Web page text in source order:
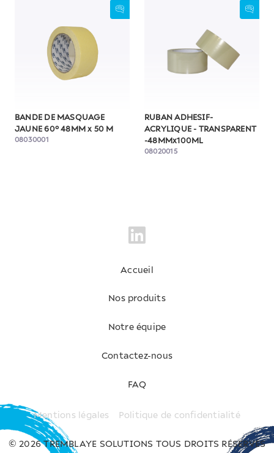
BANDE DE MASQUAGE
JAUNE 60° 48MM x 50 M
08030001
RUBAN ADHESIF-
ACRYLIQUE - TRANSPARENT
-48MMx100ML
08020015
Accueil
Nos produits
Notre équipe
Contactez-nous
FAQ
Mentions légales Politique de confidentialité
© 2026 TREMBLAYE SOLUTIONS TOUS DROITS RÉSERVÉS